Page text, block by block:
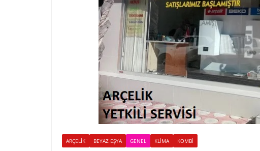
ARÇELIK BEYAZ EŞYA GENEL KLIMA KOMBI